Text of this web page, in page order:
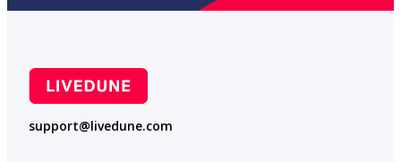
support@livedune.com